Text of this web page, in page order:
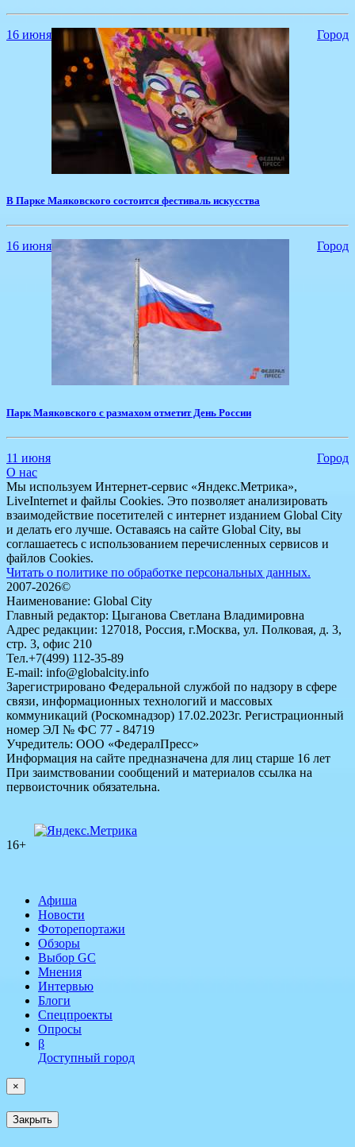
16 июня Город
В Парке Маяковского состоится фестиваль искусства
16 июня Город
Парк Маяковского с размахом отметит День России
11 июня
Город
О нас
Мы используем Интернет-сервис «Яндекс.Метрика»,
LiveInternet и файлы Cookies. Это позволяет анализировать
взаимодействие посетителей с интернет изданием Global City
и делать его лучше. Оставаясь на сайте Global City, вы
соглашаетесь с использованием перечисленных сервисов и
файлов Cookies.
Читать о политике по обработке персональных данных.
2007-2026©
Наименование: Global City
Главный редактор: Цыганова Светлана Владимировна
Адрес редакции: 127018, Россия, г.Москва, ул. Полковая, д. 3,
стр. 3, офис 210
Тел.+7(499) 112-35-89
E-mail: info@globalcity.info
Зарегистрировано Федеральной службой по надзору в сфере
связи, информационных технологий и массовых
коммуникаций (Роскомнадзор) 17.02.2023г. Регистрационный
номер ЭЛ № ФС 77 - 84719
Учредитель: ООО «ФедералПресс»
Информация на сайте предназначена для лиц старше 16 лет
При заимствовании сообщений и материалов ссылка на
первоисточник обязательна.
16+
Афиша
Новости
Фоторепортажи
Обзоры
Выбор GC
Мнения
Интервью
Блоги
Спецпроекты
Опросы
β
Доступный город
×
Закрыть